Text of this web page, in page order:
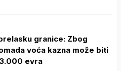
granice: Zbog
voća kazna može biti
evra